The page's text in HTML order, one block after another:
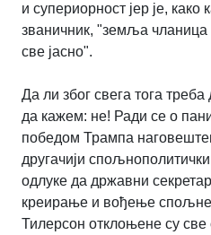
и супериорност јер је, како
званичник, "земља
све јасно".
Да ли због свега тога
да кажем: не! Ради се о
победом Трампа
другачији
одлуке да државни
креирање и вођење спољне
Тилерсон отклоњене су све